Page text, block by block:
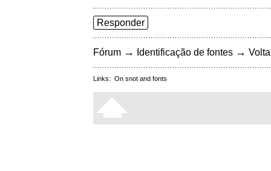
Responder
Fórum → Identificação de fontes →
Links: On snot and fonts